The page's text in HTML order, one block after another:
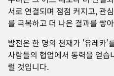
서로 연결되며 점점 커지고, 관
를 극복하고 더 나은 결과를 쌓
발전은 한 명의 천재가 '유레카'
사람들의 협업에서 동력을 얻
럴 것입니다.